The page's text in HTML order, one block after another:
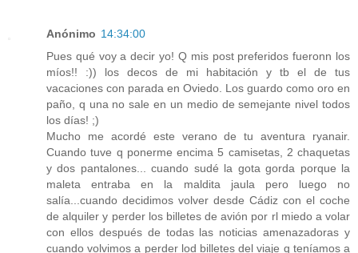
Anónimo 14:34:00
Pues qué voy a decir yo! Q mis post preferidos fueronn los
míos!! :)) los decos de mi habitación y tb el de tus
vacaciones con parada en Oviedo. Los guardo como oro en
paño, q una no sale en un medio de semejante nivel todos
los días! ;)
Mucho me acordé este verano de tu aventura ryanair.
Cuando tuve q ponerme encima 5 camisetas, 2 chaquetas
y dos pantalones... cuando sudé la gota gorda porque la
maleta entraba en la maldita jaula pero luego no
salía...cuando decidimos volver desde Cádiz con el coche
de alquiler y perder los billetes de avión por rl miedo a volar
con ellos después de todas las noticias amenazadoras y
cuando volvimos a perder lod billetes del viaje q teníamos a